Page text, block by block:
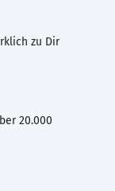
zu Dir
20.000